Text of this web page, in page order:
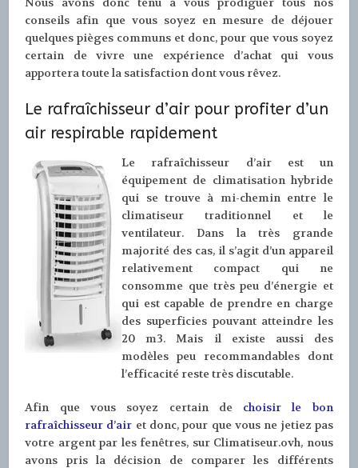
conseils afin que vous soyez en mesure de déjouer
quelques pièges communs et donc, pour que vous soyez
certain de vivre une expérience d’achat qui vous
apportera toute la satisfaction dont vous rêvez.
Le rafraîchisseur d’air pour profiter d’un
air respirable rapidement
Le rafraîchisseur d’air est un
équipement de climatisation hybride
qui se trouve à mi-chemin entre le
climatiseur traditionnel et le
ventilateur. Dans la très grande
majorité des cas, il s’agit d’un appareil
relativement compact qui ne
consomme que très peu d’énergie et
qui est capable de prendre en charge
des superficies pouvant atteindre les
20 m3. Mais il existe aussi des
modèles peu recommandables dont
l’efficacité reste très discutable.
Afin que vous soyez certain de choisir le bon
rafraîchisseur d’air et donc, pour que vous ne jetiez pas
votre argent par les fenêtres, sur Climatiseur.ovh, nous
avons pris la décision de comparer les différents